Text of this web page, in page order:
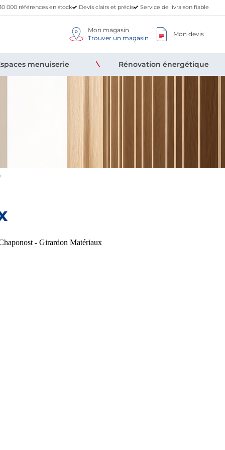
000 références en stock Devis clairs et précis Service de livraison fiable
Mon magasin
Trouver un magasin
Mon devis
menuiserie Rénovation énergétique